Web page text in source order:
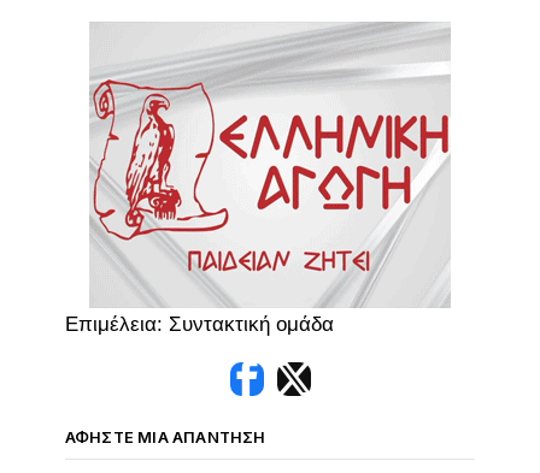
Επιμέλεια: Συντακτική ομάδα
ΑΦΉΣΤΕ ΜΙΑ ΑΠΆΝΤΗΣΗ